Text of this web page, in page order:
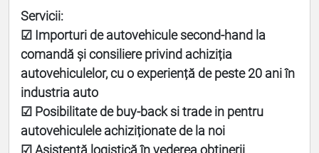
Servicii:
☑ Importuri de autovehicule second-hand la
comandă și consiliere privind achiziția
autovehiculelor, cu o experiență de peste 20 ani în
industria auto
☑ Posibilitate de buy-back si trade in pentru
autovehiculele achiziționate de la noi
☑ Asistență logistică în vederea obținerii